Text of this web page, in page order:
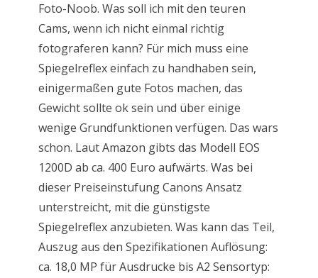
Foto-Noob. Was soll ich mit den teuren
Cams, wenn ich nicht einmal richtig
fotograferen kann? Für mich muss eine
Spiegelreflex einfach zu handhaben sein,
einigermaßen gute Fotos machen, das
Gewicht sollte ok sein und über einige
wenige Grundfunktionen verfügen. Das wars
schon. Laut Amazon gibts das Modell EOS
1200D ab ca. 400 Euro aufwärts. Was bei
dieser Preiseinstufung Canons Ansatz
unterstreicht, mit die günstigste
Spiegelreflex anzubieten. Was kann das Teil,
Auszug aus den Spezifikationen Auflösung:
ca. 18,0 MP für Ausdrucke bis A2 Sensortyp: